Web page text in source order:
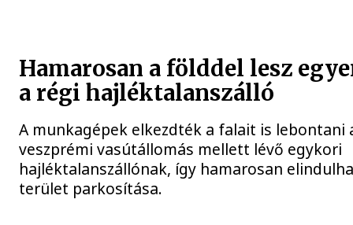
Hamarosan a földdel lesz
a régi hajléktalanszálló
A munkagépek elkezdték a falait is lebontani
veszprémi vasútállomás mellett lévő egykori
hajléktalanszállónak, így hamarosan
terület parkosítása.